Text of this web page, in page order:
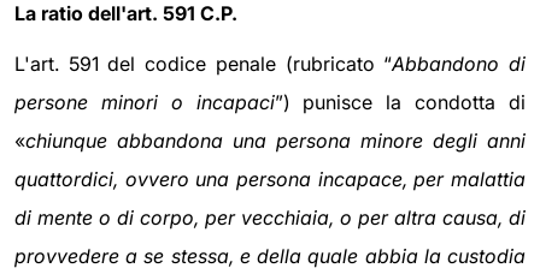
La ratio dell'art. 591 C.P.
L'art. 591 del codice penale (rubricato “Abbandono di
persone minori o incapaci”) punisce la condotta di
«chiunque abbandona una persona minore degli anni
quattordici, ovvero una persona incapace, per malattia
di mente o di corpo, per vecchiaia, o per altra causa, di
provvedere a se stessa, e della quale abbia la custodia